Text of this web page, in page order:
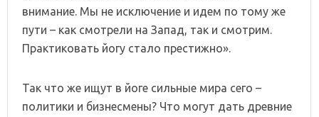
внимание. Мы не исключение и идем по тому же
пути – как смотрели на Запад, так и смотрим.
Практиковать йогу стало престижно».
Так что же ищут в йоге сильные мира сего –
политики и бизнесмены? Что могут дать древние